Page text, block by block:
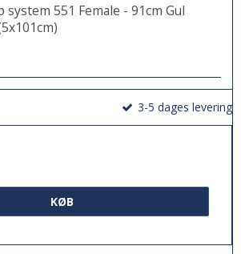
system 551 Female - 91cm Gul
3-5 dages levering
KØB